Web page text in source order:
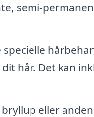
semi-
specielle
hår. Det kan
bryllup eller